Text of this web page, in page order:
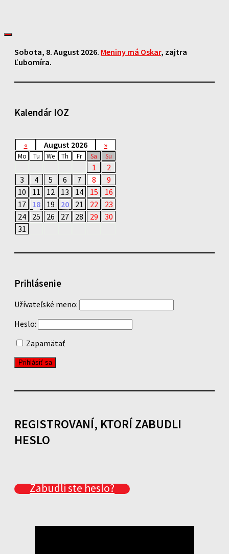
Sobota, 8. August 2026. Meniny má Oskar, zajtra
Ľubomíra.
Kalendár IOZ
« August 2026 »
Mo Tu We Th Fr Sa Su
1
2
3
4 5 6 7 8
9
10
11 12 13 14 15
16
17
18 19 20 21 22
23
24
25 26 27 28 29
30
31
Prihlásenie
Užívateľské meno:
Heslo:
Zapamätať
REGISTROVANÍ, KTORÍ ZABUDLI
HESLO
Zabudli ste heslo?